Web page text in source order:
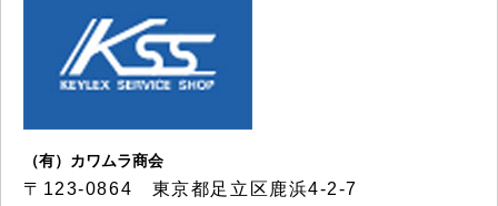
（有）カワムラ商会
〒123-0864 東京都足立区鹿浜4-2-7